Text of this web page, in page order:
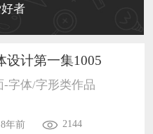
户作品已成功备案！
户作品已成功备案！
户作品已成功备案！
户作品已成功备案！
者
设计第一集1005
-字体/字形类作品
8年前 2144